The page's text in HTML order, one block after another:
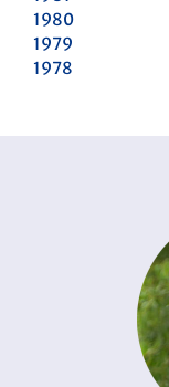
1980
1979
1978